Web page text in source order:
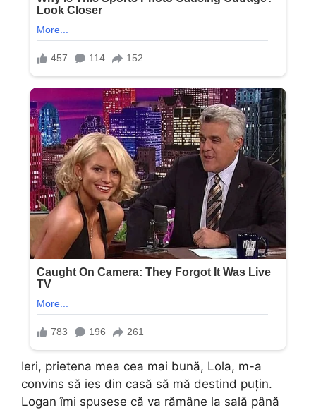
Ieri, prietena mea cea mai bună, Lola, m-a
convins să ies din casă să mă destind puțin.
Logan îmi spusese că va rămâne la sală până